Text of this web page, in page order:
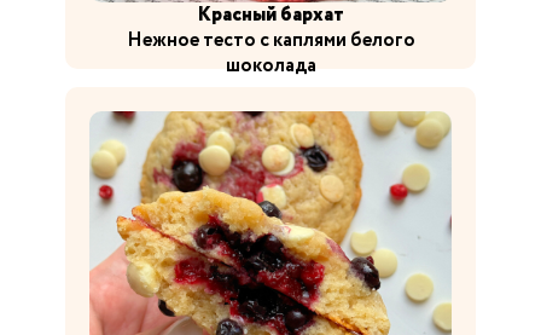
Красный бархат
Нежное тесто с каплями белого
шоколада